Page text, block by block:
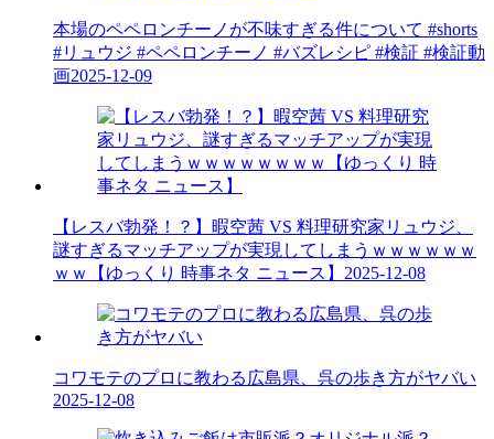
本場のペペロンチーノが不味すぎる件について #shorts
#リュウジ #ペペロンチーノ #バズレシピ #検証 #検証動
画2025-12-09
【レスバ勃発！？】暇空茜 VS 料理研究家リュウジ、
謎すぎるマッチアップが実現してしまうｗｗｗｗｗｗ
ｗｗ【ゆっくり 時事ネタ ニュース】 2025-12-08
コワモテのプロに教わる広島県、呉の歩き方がヤバい
2025-12-08